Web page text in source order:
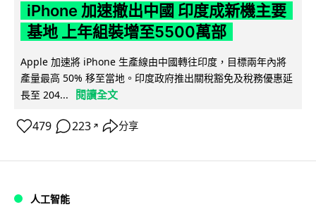
iPhone 加速撤出中國 印度成新機主要
基地 上年組裝增至5500萬部
Apple 加速將 iPhone 生產線由中國轉往印度，目標兩年內將
產量最高 50% 移至當地。印度政府推出關稅豁免及稅務優惠延
長至 204...
閱讀全文
479 223 ↗ 分享
人工智能